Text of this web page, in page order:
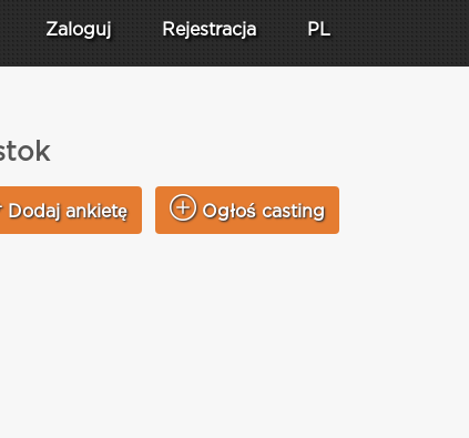
Zaloguj Rejestracja PL
Dodaj ankietę Ogłoś casting